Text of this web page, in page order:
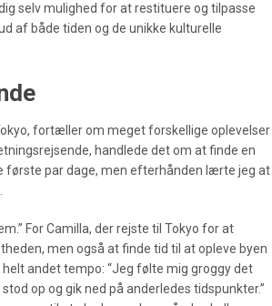
selv mulighed for at restituere og tilpasse
af både tiden og de unikke kulturelle
fortæller om meget forskellige oplevelser
handlede det om at finde en
første par dage, men efterhånden lærte jeg at
For Camilla, der rejste til Tokyo for at
men også at finde tid til at opleve byen
andet tempo: “Jeg følte mig groggy det
op og gik ned på anderledes tidspunkter.”